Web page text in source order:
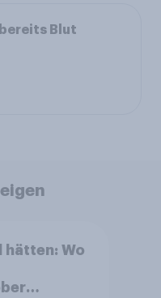
bereits Blut
hätten: Wo